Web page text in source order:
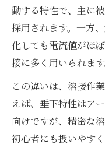
動する特性で、主に
採用されます。一方
化しても電流値がほ
接に多く用いられます
この違いは、溶接作
えば、垂下特性はア
向けですが、精密な
初心者にも扱いやす